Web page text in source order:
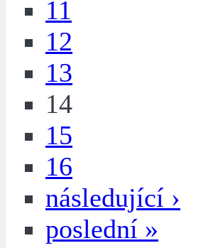
11
12
13
14
15
16
následující ›
poslední »